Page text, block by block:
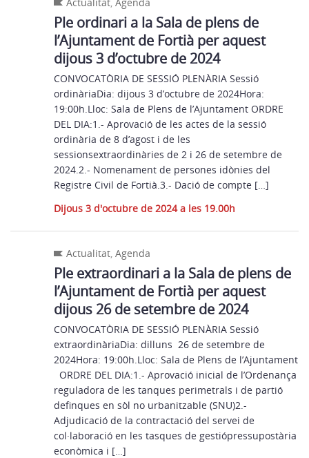
Ple ordinari a la Sala de plens de
l’Ajuntament de Fortià per aquest
dijous 3 d’octubre de 2024
CONVOCATÒRIA DE SESSIÓ PLENÀRIA Sessió
ordinàriaDia: dijous 3 d’octubre de 2024Hora:
19:00h.Lloc: Sala de Plens de l’Ajuntament ORDRE
DEL DIA:1.- Aprovació de les actes de la sessió
ordinària de 8 d’agost i de les
sessionsextraordinàries de 2 i 26 de setembre de
2024.2.- Nomenament de persones idònies del
Registre Civil de Fortià.3.- Dació de compte […]
Dijous 3 d'octubre de 2024 a les 19.00h
Actualitat,Agenda
Ple extraordinari a la Sala de plens de
l’Ajuntament de Fortià per aquest
dijous 26 de setembre de 2024
CONVOCATÒRIA DE SESSIÓ PLENÀRIA Sessió
extraordinàriaDia: dilluns 26 de setembre de
2024Hora: 19:00h.Lloc: Sala de Plens de l’Ajuntament
ORDRE DEL DIA:1.- Aprovació inicial de l’Ordenança
reguladora de les tanques perimetrals i de partió
definques en sòl no urbanitzable (SNU)2.-
Adjudicació de la contractació del servei de
col·laboració en les tasques de gestiópressupostària
econòmica i […]